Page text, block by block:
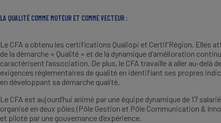
LA QUALITÉ COMME MOTEUR ET COMME VECTEUR :
Le CFA a obtenu les certifications Qualiopi et Certif’Région. Elles
de la démarche « Qualité » et de la dynamique d’amélioration
caractérisent l’association. De plus, le CFA travaille à aller au-delà
exigences réglementaires de qualité en identifiant ses propres
en développant sa démarche qualité.
Le CFA est aujourd’hui animé par une équipe dynamique de 17
organisé en deux pôles (Pôle Gestion et Pôle Communication &
et piloté par une gouvernance d’expérience.